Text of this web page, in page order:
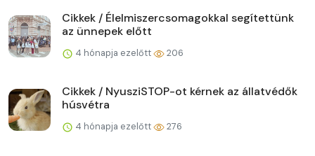
Cikkek / Élelmiszercsomagokkal segítettünk
az ünnepek előtt
4 hónapja ezelőtt 206
Cikkek / NyusziSTOP-ot kérnek az állatvédők
húsvétra
4 hónapja ezelőtt 276